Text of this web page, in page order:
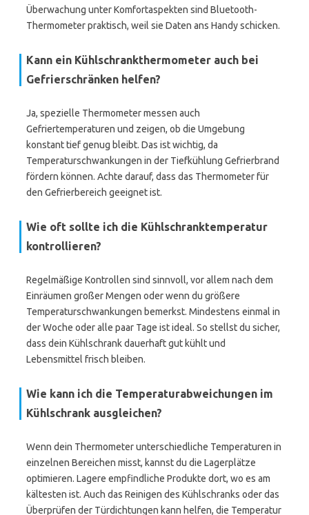
Überwachung unter Komfortaspekten sind Bluetooth-
Thermometer praktisch, weil sie Daten ans Handy schicken.
Kann ein Kühlschrankthermometer auch bei
Gefrierschränken helfen?
Ja, spezielle Thermometer messen auch
Gefriertemperaturen und zeigen, ob die Umgebung
konstant tief genug bleibt. Das ist wichtig, da
Temperaturschwankungen in der Tiefkühlung Gefrierbrand
fördern können. Achte darauf, dass das Thermometer für
den Gefrierbereich geeignet ist.
Wie oft sollte ich die Kühlschranktemperatur
kontrollieren?
Regelmäßige Kontrollen sind sinnvoll, vor allem nach dem
Einräumen großer Mengen oder wenn du größere
Temperaturschwankungen bemerkst. Mindestens einmal in
der Woche oder alle paar Tage ist ideal. So stellst du sicher,
dass dein Kühlschrank dauerhaft gut kühlt und
Lebensmittel frisch bleiben.
Wie kann ich die Temperaturabweichungen im
Kühlschrank ausgleichen?
Wenn dein Thermometer unterschiedliche Temperaturen in
einzelnen Bereichen misst, kannst du die Lagerplätze
optimieren. Lagere empfindliche Produkte dort, wo es am
kältesten ist. Auch das Reinigen des Kühlschranks oder das
Überprüfen der Türdichtungen kann helfen, die Temperatur